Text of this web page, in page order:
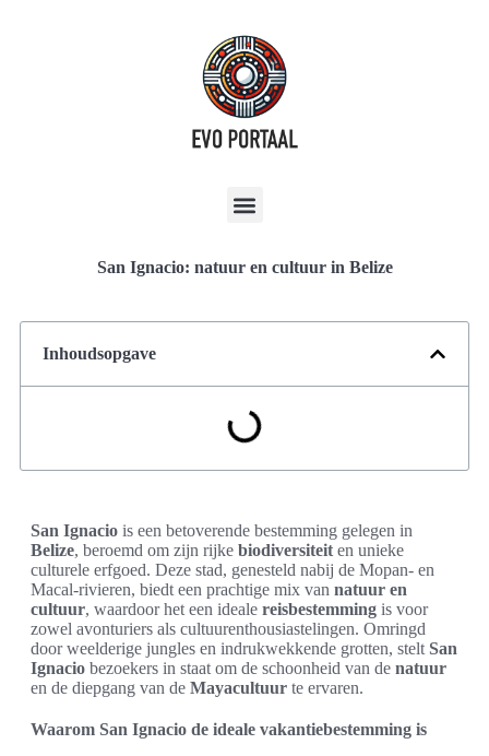
San Ignacio: natuur en cultuur in Belize
Inhoudsopgave
San Ignacio is een betoverende bestemming gelegen in
Belize, beroemd om zijn rijke biodiversiteit en unieke
culturele erfgoed. Deze stad, genesteld nabij de Mopan- en
Macal-rivieren, biedt een prachtige mix van natuur en
cultuur, waardoor het een ideale reisbestemming is voor
zowel avonturiers als cultuurenthousiastelingen. Omringd
door weelderige jungles en indrukwekkende grotten, stelt San
Ignacio bezoekers in staat om de schoonheid van de natuur
en de diepgang van de Mayacultuur te ervaren.
Waarom San Ignacio de ideale vakantiebestemming is